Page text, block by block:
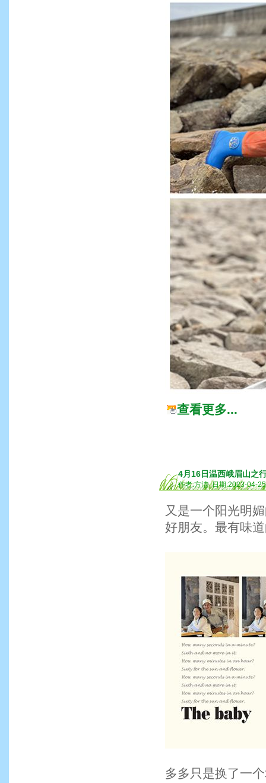
查看更多...
4月16日温西峨眉山之
作者:方洁 日期:2023-04-25
又是一个阳光明
好朋友。最有味
多多只是换了一